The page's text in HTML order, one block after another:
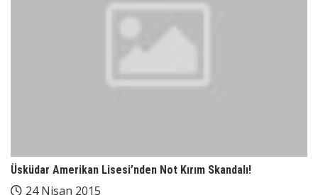
Üsküdar Amerikan Lisesi’nden Not Kırım Skandalı!
24 Nisan 2015